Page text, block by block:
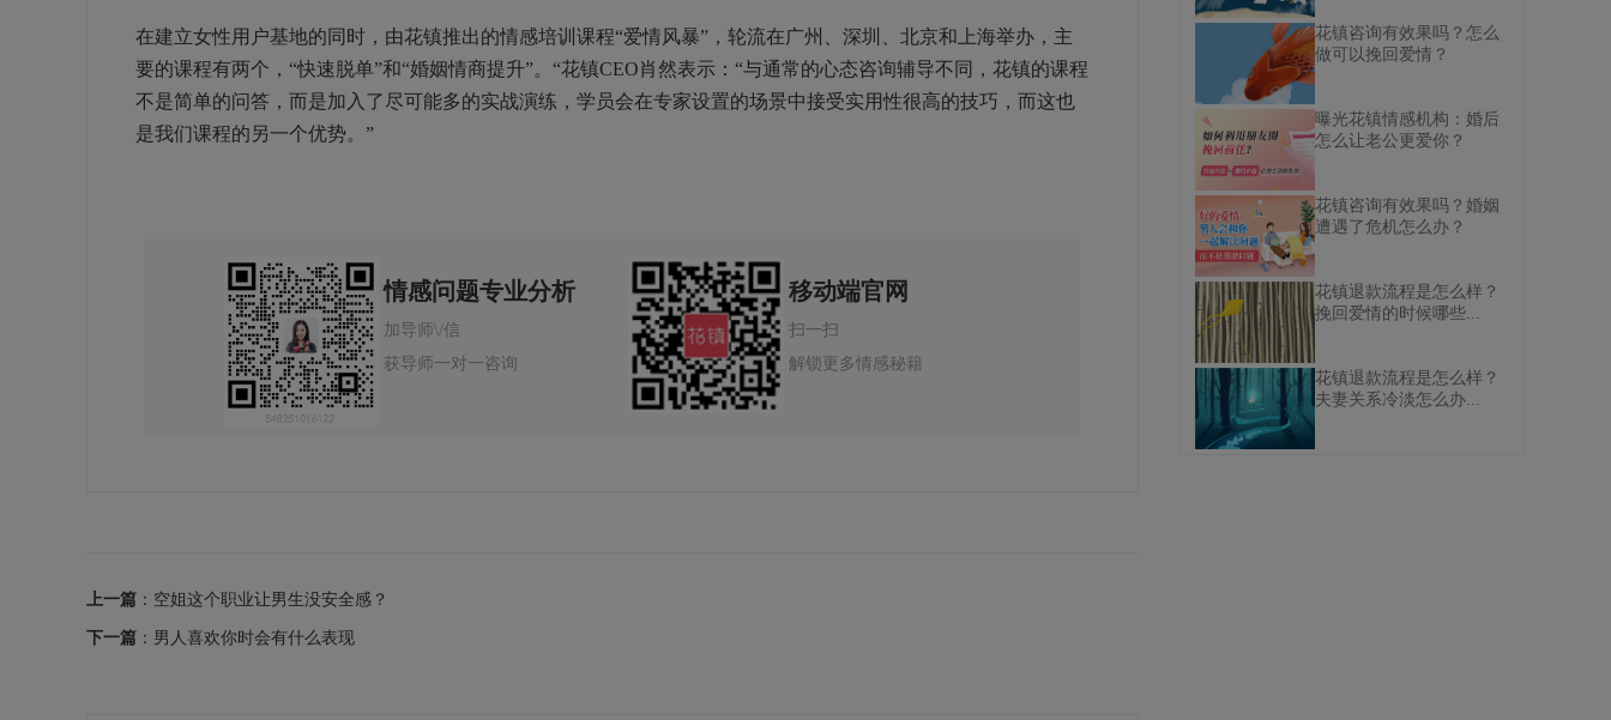
在建立女性用户基地的同时，由花镇推出的情感培训课程“爱情风暴”，轮流在广州、深圳、北京和上海举办，主
要的课程有两个，“快速脱单”和“婚姻情商提升”。“花镇CEO肖然表示：“与通常的心态咨询辅导不同，花镇的课程
不是简单的问答，而是加入了尽可能多的实战演练，学员会在专家设置的场景中接受实用性很高的技巧，而这也
是我们课程的另一个优势。”
情感问题专业分析
加导师\/信
获导师一对一咨询
移动端官网
扫一扫
解锁更多情感秘籍
上一篇 ：空姐这个职业让男生没安全感？
下一篇 ：男人喜欢你时会有什么表现
花镇咨询有效果吗？怎么
做可以挽回爱情？
曝光花镇情感机构：婚后
怎么让老公更爱你？
花镇咨询有效果吗？婚姻
遭遇了危机怎么办？
花镇退款流程是怎么样？
挽回爱情的时候哪些...
花镇退款流程是怎么样？
夫妻关系冷淡怎么办...